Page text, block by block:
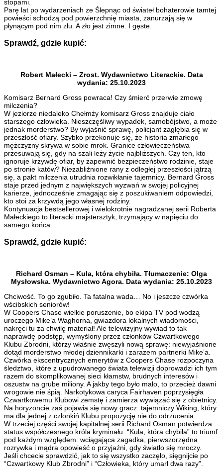
stopami.
Parę lat po wydarzeniach ze Ślepnąc od świateł bohaterowie tamtej
powieści schodzą pod powierzchnię miasta, zanurzają się w
płynącym pod nim złu. A zło jest zimne. I gęste.
Sprawdź, gdzie kupić:
Robert Małecki – Zrost. Wydawnictwo Literackie. Data
wydania: 25.10.2023
Komisarz Bernard Gross powraca! Czy śmierć przerwie zmowę
milczenia?
W jeziorze niedaleko Chełmży komisarz Gross znajduje ciało
starszego człowieka. Nieszczęśliwy wypadek, samobójstwo, a może
jednak morderstwo? By wyjaśnić sprawę, policjant zagłębia się w
przeszłość ofiary. Szybko przekonuje się, że historia zmarłego
mężczyzny skrywa w sobie mrok. Granice człowieczeństwa
przesuwają się, gdy na szali leży życie najbliższych. Czy ten, kto
ignoruje krzywdę ofiar, by zapewnić bezpieczeństwo rodzinie, staje
po stronie katów? Niezabliźnione rany z odległej przeszłości jątrzą
się, a pakt milczenia utrudnia rozwikłanie tajemnicy. Bernard Gross
staje przed jednym z największych wyzwań w swojej policyjnej
karierze, jednocześnie zmagając się z poszukiwaniem odpowiedzi,
kto stoi za krzywdą jego własnej rodziny.
Kontynuacja bestsellerowej i wielokrotnie nagradzanej serii Roberta
Małeckiego to literacki majstersztyk, trzymający w napięciu do
samego końca.
Sprawdź, gdzie kupić:
Richard Osman – Kula, która chybiła. Tłumaczenie: Olga
Mysłowska. Wydawnictwo Agora. Data wydania: 25.10.2023
Chciwość. To go zgubiło. Ta fatalna wada… No i jeszcze czwórka
wścibskich seniorów!
W Coopers Chase wielkie poruszenie, bo ekipa TV pod wodzą
uroczego Mike’a Waghorna, gwiazdora lokalnych wiadomości,
nakręci tu za chwilę materiał! Ale telewizyjny wywiad to tak
naprawdę podstęp, wymyślony przez członków Czwartkowego
Klubu Zbrodni, którzy właśnie zwęszyli nową sprawę: niewyjaśnione
dotąd morderstwo młodej dziennikarki i zarazem partnerki Mike’a.
Czwórka ekscentrycznych emerytów z Coopers Chase rozpoczyna
śledztwo, które z upudrowanego świata telewizji doprowadzi ich tym
razem do skomplikowanej sieci kłamstw, brudnych interesów i
oszustw na grube miliony. A jakby tego było mało, to przecież dawni
wrogowie nie śpią. Narkotykowa caryca Fairhaven poprzysięgła
Czwartkowemu Klubowi zemstę i zamierza wywiązać się z obietnicy.
Na horyzoncie zaś pojawia się nowy gracz: tajemniczy Wiking, który
ma dla jednej z członkiń Klubu propozycję nie do odrzucenia…
W trzeciej części swojej kapitalnej serii Richard Osman potwierdza
status współczesnego króla kryminału. “Kula, która chybiła” to triumf
pod każdym względem: wciągająca zagadka, pierwszorzędna
rozrywka i mądra opowieść o przyjaźni, gdy światło się mroczy.
Jeśli chcecie sprawdzić, jak to się wszystko zaczęło, sięgnijcie po
“Czwartkowy Klub Zbrodni” i “Człowieka, który umarł dwa razy”.